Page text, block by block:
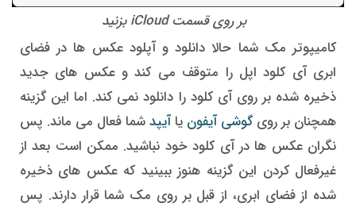
بر روی قسمت iCloud بزنید
کامیپوتر مک شما حالا دانلود و آپلود عکس ها در فضای
ابری آی کلود اپل را متوقف می کند و عکس های جدید
ذخیره شده بر روی آی کلود را دانلود نمی کند. اما این گزینه
همچنان بر رویگوشی آیفون یاآیپدشما فعال می ماند. پس
نگران عکس ها در آی کلود خود نباشید. ممکن است بعد از
غیرفعال کردن این گزینه هنوز ببینید که عکس های ذخیره
شده از فضای ابری، از قبل بر روی مک شما قرار دارند. پس